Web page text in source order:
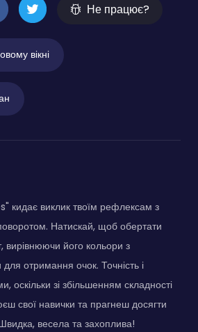
Не працює?
вікні
кидає виклик твоїм рефлексам з
Натискай, щоб обертати
вирівнюючи його кольори з
отримання очок. Точність і
оскільки зі збільшенням складності
свої навички та прагнеш досягти
весела та захоплива!